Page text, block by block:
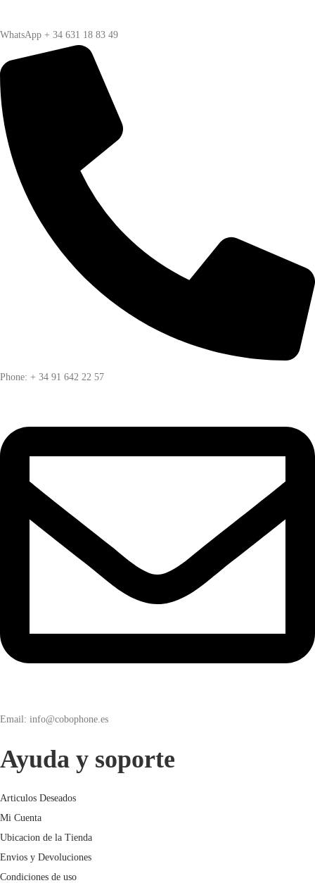
WhatsApp + 34 631 18 83 49
Phone: + 34 91 642 22 57
Email: info@cobophone.es
Ayuda y soporte
Articulos Deseados
Mi Cuenta
Ubicacion de la Tienda
Envios y Devoluciones
Condiciones de uso